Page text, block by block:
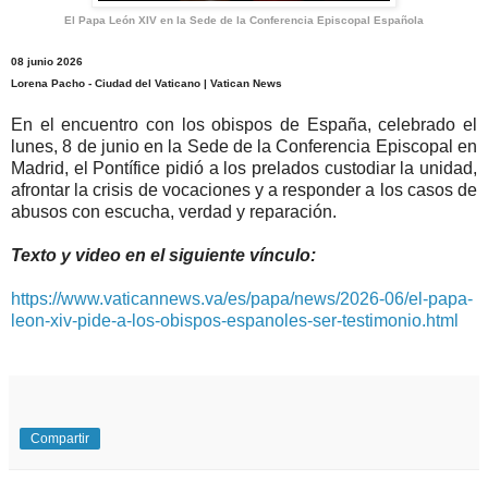
El Papa León XIV en la Sede de la Conferencia Episcopal Española
08 junio 2026
Lorena Pacho - Ciudad del Vaticano | Vatican News
En el encuentro con los obispos de España, celebrado el
lunes, 8 de junio en la Sede de la Conferencia Episcopal en
Madrid, el Pontífice pidió a los prelados custodiar la unidad,
afrontar la crisis de vocaciones y a responder a los casos de
abusos con escucha, verdad y reparación.
Texto y video en el siguiente vínculo:
https://www.vaticannews.va/es/papa/news/2026-06/el-papa-
leon-xiv-pide-a-los-obispos-espanoles-ser-testimonio.html
Compartir